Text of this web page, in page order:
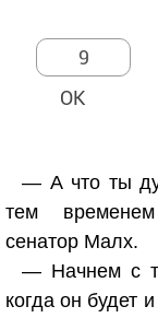
— А что ты
тем
сенатор Малх.
— Начнем с
когда он будет